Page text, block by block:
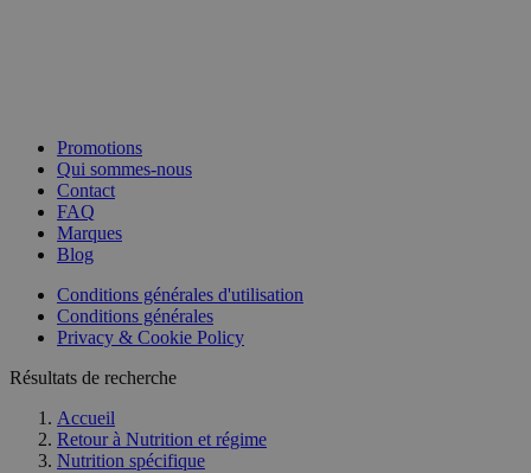
Promotions
Qui sommes-nous
Contact
FAQ
Marques
Blog
Conditions générales d'utilisation
Conditions générales
Privacy & Cookie Policy
Résultats de recherche
Accueil
Retour à Nutrition et régime
Nutrition spécifique